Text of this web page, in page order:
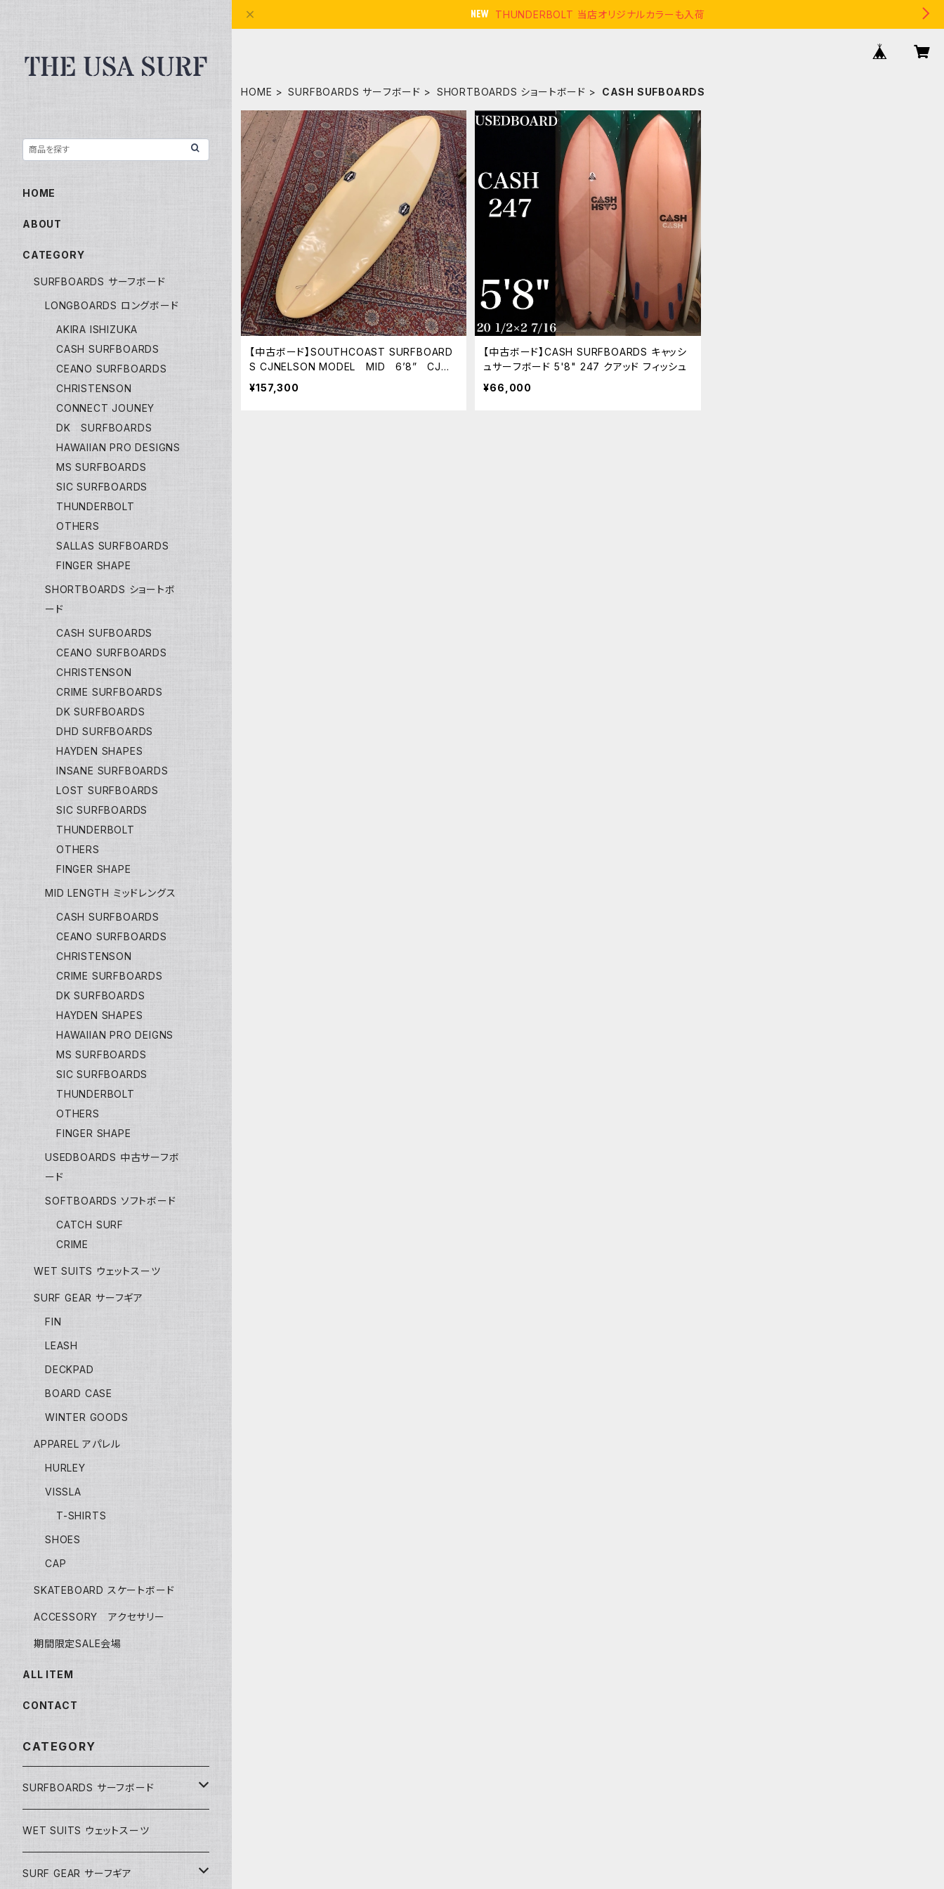
THUNDERBOLT 当店オリジナルカラーも入荷
HOME SURFBOARDS サーフボード SHORTBOARDS ショートボード CASH SUFBOARDS
【中古ボード】SOUTHCOAST SURFBOARD
S CJNELSON MODEL MID 6’8” CJネ
ルソン イアンシェイプ
¥157,300
【中古ボード】CASH SURFBOARDS キャッシ
ュサーフボード 5'8" 247 クアッド フィッシュ
¥66,000
HOME
ABOUT
CATEGORY
SURFBOARDS サーフボード
LONGBOARDS ロングボード
AKIRA ISHIZUKA
CASH SURFBOARDS
CEANO SURFBOARDS
CHRISTENSON
CONNECT JOUNEY
DK SURFBOARDS
HAWAIIAN PRO DESIGNS
MS SURFBOARDS
SIC SURFBOARDS
THUNDERBOLT
OTHERS
SALLAS SURFBOARDS
FINGER SHAPE
SHORTBOARDS ショートボ
ード
CASH SUFBOARDS
CEANO SURFBOARDS
CHRISTENSON
CRIME SURFBOARDS
DK SURFBOARDS
DHD SURFBOARDS
HAYDEN SHAPES
INSANE SURFBOARDS
LOST SURFBOARDS
SIC SURFBOARDS
THUNDERBOLT
OTHERS
FINGER SHAPE
MID LENGTH ミッドレングス
CASH SURFBOARDS
CEANO SURFBOARDS
CHRISTENSON
CRIME SURFBOARDS
DK SURFBOARDS
HAYDEN SHAPES
HAWAIIAN PRO DEIGNS
MS SURFBOARDS
SIC SURFBOARDS
THUNDERBOLT
OTHERS
FINGER SHAPE
USEDBOARDS 中古サーフボ
ード
SOFTBOARDS ソフトボード
CATCH SURF
CRIME
WET SUITS ウェットスーツ
SURF GEAR サーフギア
FIN
LEASH
DECKPAD
BOARD CASE
WINTER GOODS
APPAREL アパレル
HURLEY
VISSLA
T-SHIRTS
SHOES
CAP
SKATEBOARD スケートボード
ACCESSORY アクセサリー
期間限定SALE会場
ALL ITEM
CONTACT
CATEGORY
SURFBOARDS サーフボード
LONGBOARDS ロングボード
AKIRA ISHIZUKA
SHORTBOARDS ショートボード
WET SUITS ウェットスーツ
SURF GEAR サーフギア